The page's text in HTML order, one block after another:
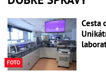
FOTO
Cesta